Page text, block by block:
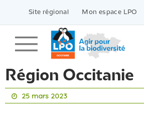
contenu
Site régional Mon espace LPO
Région Occitanie
25 mars 2023